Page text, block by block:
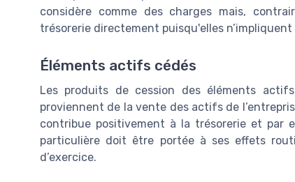
considère comme des charges mais,
trésorerie directement puisqu'elles n’impliquent
Éléments actifs cédés
Les produits de cession des éléments
proviennent de la vente des actifs de
contribue positivement à la trésorerie et par
particulière doit être portée à ses effets
d’exercice.